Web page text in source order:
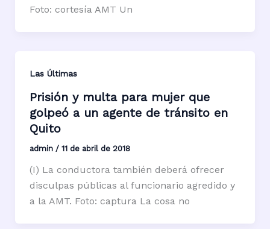
Foto: cortesía AMT Un
Las Últimas
Prisión y multa para mujer que
golpeó a un agente de tránsito en
Quito
admin / 11 de abril de 2018
(I) La conductora también deberá ofrecer
disculpas públicas al funcionario agredido y
a la AMT. Foto: captura La cosa no